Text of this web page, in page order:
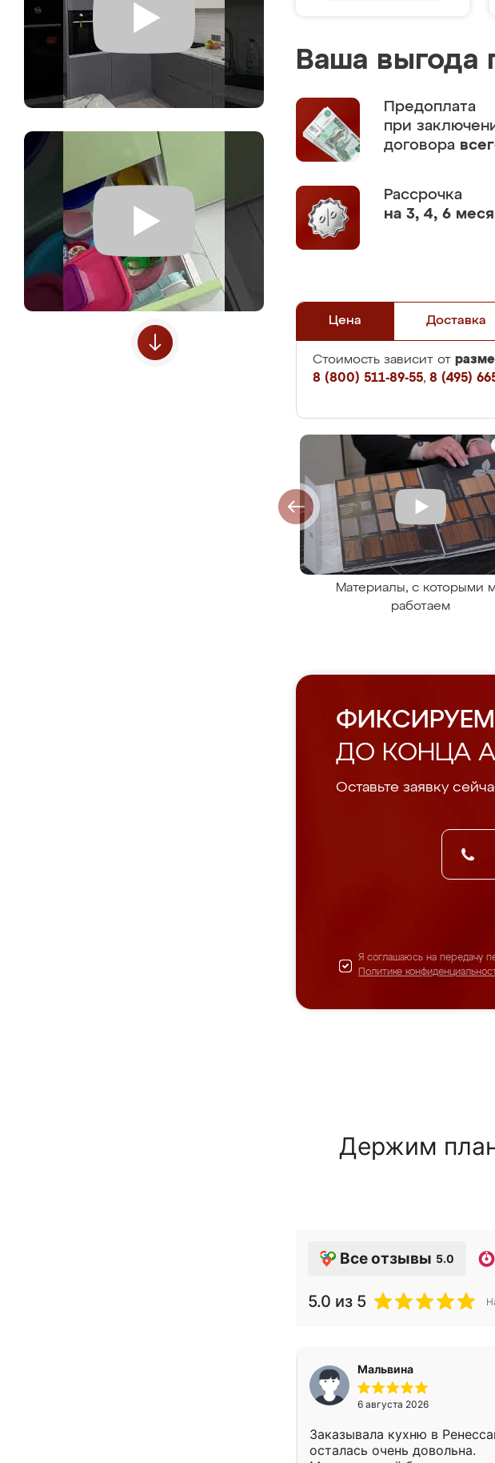
Ваша выгода
Предоплата
при
договора
Рассрочка
на 3, 4, 6
Цена Доставка
Стоимость зависит от
8 (800) 511-89-55, 8 (495)
Материалы, с которыми
работаем
ДО КОНЦА
Оставьте заявку
Я соглашаюсь на передачу
Политике
Держим
Все отзывы 5.0
5.0 из 5
Мальвина
6 августа 2026
Заказывала кухню в
осталась очень довольна.